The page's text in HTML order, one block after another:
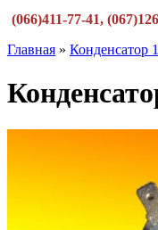
(066)411-77-41,
Главная » Конденсатор